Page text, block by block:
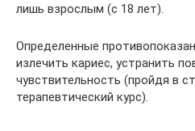
лишь взрослым (с 18 лет).
Определенные
излечить кариес, устранить
чувствительность (пройдя в
терапевтический курс).